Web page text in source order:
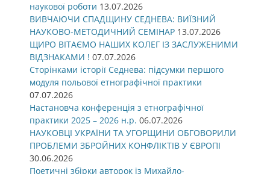
наукової роботи 13.07.2026
ВИВЧАЮЧИ СПАДЩИНУ СЕДНЕВА: ВИЇЗНИЙ
НАУКОВО-МЕТОДИЧНИЙ СЕМІНАР 13.07.2026
ЩИРО ВІТАЄМО НАШИХ КОЛЕГ ІЗ ЗАСЛУЖЕНИМИ
ВІДЗНАКАМИ ! 07.07.2026
Сторінками історії Седнева: підсумки першого
модуля польової етнографічної практики
07.07.2026
Настановча конференція з етнографічної
практики 2025 – 2026 н.р. 06.07.2026
НАУКОВЦІ УКРАЇНИ ТА УГОРЩИНИ ОБГОВОРИЛИ
ПРОБЛЕМИ ЗБРОЙНИХ КОНФЛІКТІВ У ЄВРОПІ
30.06.2026
Поетичні збірки авторок із Михайло-